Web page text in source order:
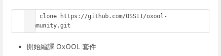
git clone https://github.com/OSSII/oxool-
community.git
開始編譯 OxOOL 套件